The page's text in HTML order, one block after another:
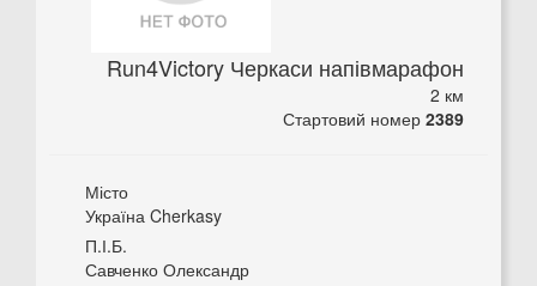
Run4Victory Черкаси напівмарафон
2 км
Стартовий номер 2389
Місто
Україна Cherkasy
П.І.Б.
Савченко Олександр